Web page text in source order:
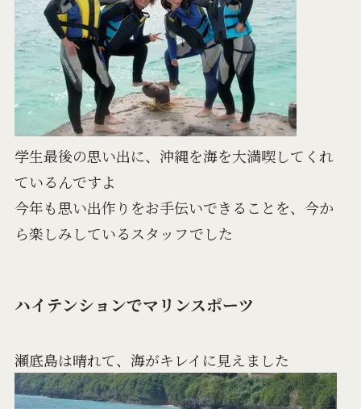
学生最後の思い出に、沖縄を海を大満喫してくれ
ているんですよ
今年も思い出作りをお手伝いできることを、今か
ら楽しみしているスタッフでした
ハイテンションでマリンスポーツ
瀬底島は晴れて、海がキレイに見えました